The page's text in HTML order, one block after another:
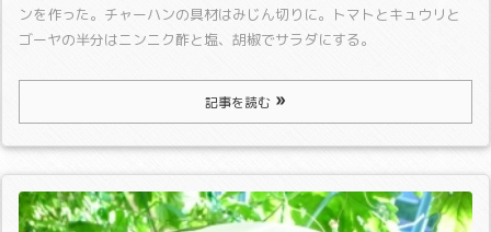
ンを作った。 チャーハンの具材はみじん切りに。トマトとキュウリと
ゴーヤの半分はニンニク酢と塩、胡椒でサラダにする。
記事を読む